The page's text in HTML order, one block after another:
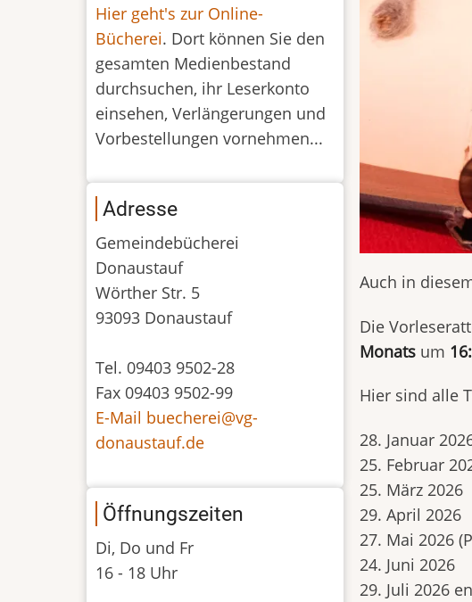
Auch in
Die
Monatsum
Hier sind alle
28. Januar
25. Februar
25. März 2026
29. April 2026
27. Mai 2026
24. Juni 2026
29. Juli 2026
Hier geht's zur Online-
Bücherei. Dort können Sie den
gesamten Medienbestand
durchsuchen, ihr Leserkonto
einsehen, Verlängerungen und
Vorbestellungen vornehmen...
Adresse
Gemeindebücherei
Donaustauf
Wörther Str. 5
93093 Donaustauf
Tel. 09403 9502-28
Fax 09403 9502-99
E-Mail buecherei@vg-
donaustauf.de
Öffnungszeiten
Di, Do und Fr
16 - 18 Uhr